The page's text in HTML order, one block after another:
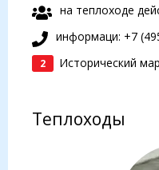
на теплоходе
информаци: +7
2 Исторический
Теплоходы